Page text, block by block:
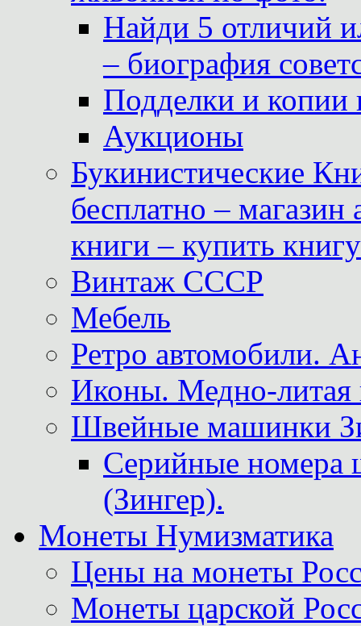
Найди 5 отличий
– биография
Подделки и копии
Аукционы
Букинистические
бесплатно –
книги – купить
Винтаж СССР
Мебель
Ретро автомобили.
Иконы. Медно-литая
Швейные машинки
Серийные
(Зингер).
Монеты Нумизматика
Цены на монеты
Монеты царской